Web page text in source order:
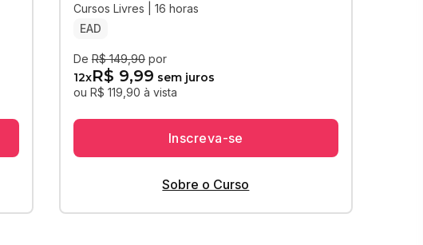
Cursos Livres | 16 horas
EAD
De R$ 149,90por
12xR$ 9,99 sem juros
ou R$ 119,90 à vista
Inscreva-se
Sobre o Curso